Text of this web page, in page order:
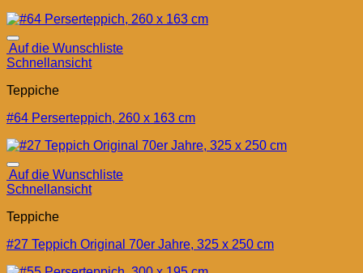
Auf die Wunschliste
Schnellansicht
Teppiche
#64 Perserteppich, 260 x 163 cm
Auf die Wunschliste
Schnellansicht
Teppiche
#27 Teppich Original 70er Jahre, 325 x 250 cm